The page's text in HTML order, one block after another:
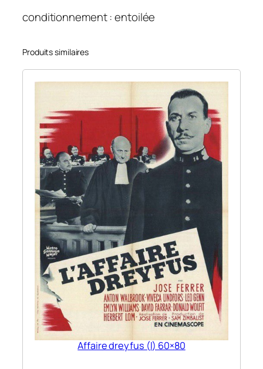
conditionnement : entoilée
Produits similaires
Affaire dreyfus (l) 60×80